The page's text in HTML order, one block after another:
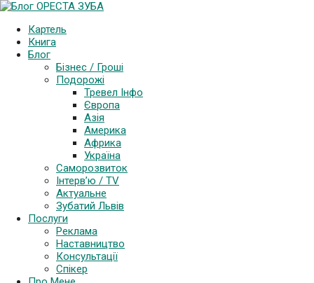
Картель
Книга
Блог
Бізнес / Гроші
Подорожі
Тревел Інфо
Європа
Азія
Америка
Африка
Україна
Саморозвиток
Інтерв’ю / TV
Актуальне
Зубатий Львів
Послуги
Реклама
Наставництво
Консультації
Спікер